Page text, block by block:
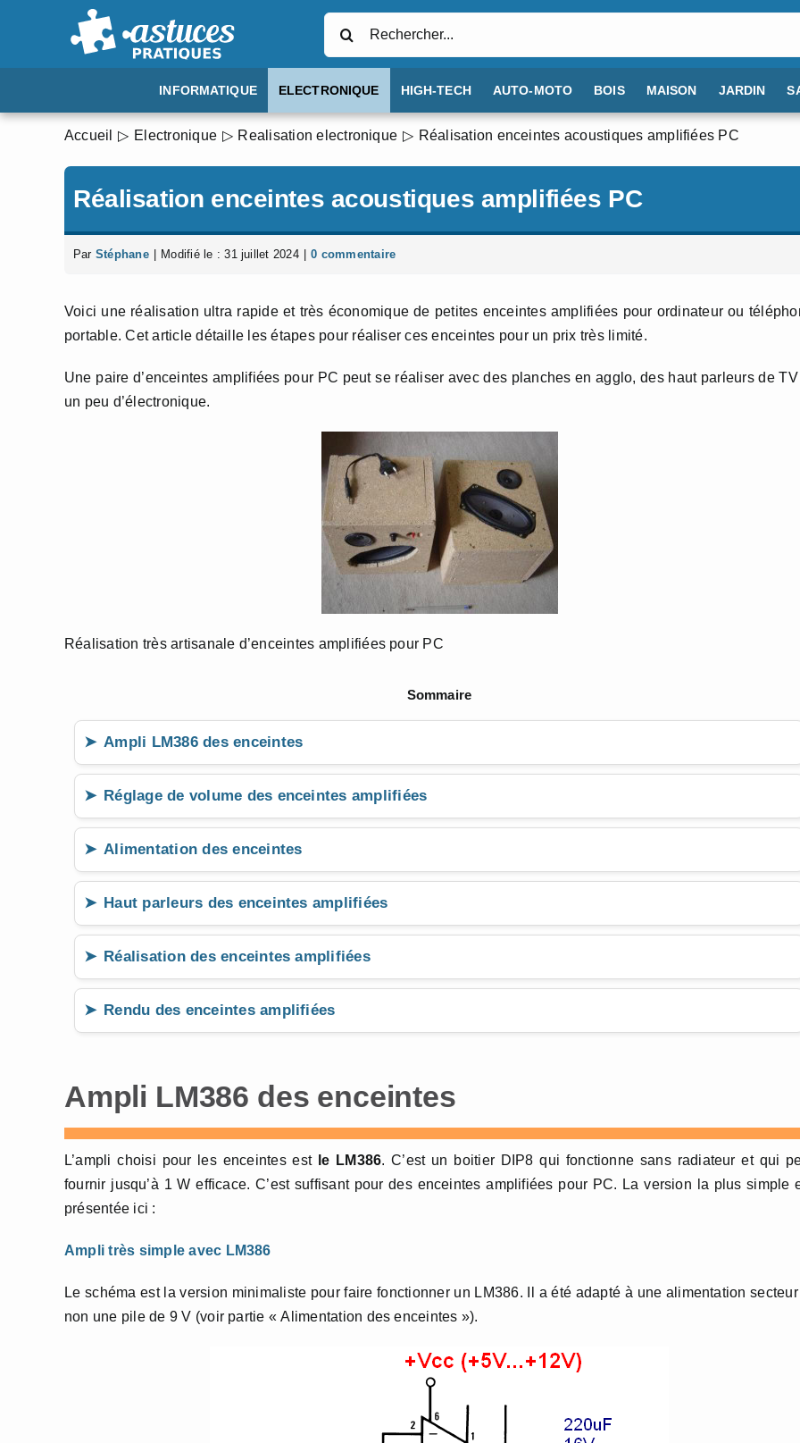
INFORMATIQUE ELECTRONIQUE HIGH-TECH AUTO-MOTO BOIS MAISON JARDIN
Accueil Electronique Realisation electronique Réalisation enceintes acoustiques amplifiées PC
Réalisation enceintes acoustiques amplifiées PC
Par Stéphane Modifié le : 31 juillet 2024 0 commentaire
Voici une réalisation ultra rapide et très économique de petites enceintes amplifiées pour ordinateur ou
portable. Cet article détaille les étapes pour réaliser ces enceintes pour un prix très limité.
Une paire d’enceintes amplifiées pour PC peut se réaliser avec des planches en agglo, des haut parleurs de
un peu d’électronique.
Réalisation très artisanale d’enceintes amplifiées pour PC
Sommaire
Ampli LM386 des enceintes
Réglage de volume des enceintes amplifiées
Alimentation des enceintes
Haut parleurs des enceintes amplifiées
Réalisation des enceintes amplifiées
Rendu des enceintes amplifiées
Ampli LM386 des enceintes
L’ampli choisi pour les enceintes est le LM386. C’est un boitier DIP8 qui fonctionne sans radiateur et qui
fournir jusqu’à 1 W efficace. C’est suffisant pour des enceintes amplifiées pour PC. La version la plus simple
présentée ici :
Ampli très simple avec LM386
Le schéma est la version minimaliste pour faire fonctionner un LM386. Il a été adapté à une alimentation
non une pile de 9 V (voir partie « Alimentation des enceintes »).